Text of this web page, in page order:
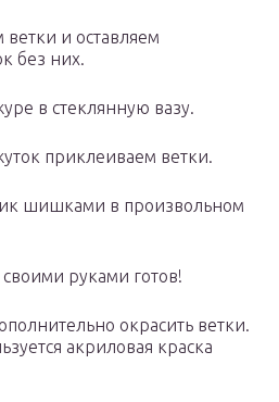
и оставляем
без них.
в стеклянную вазу.
приклеиваем ветки.
шишками в произвольном
руками готов!
окрасить ветки.
акриловая краска